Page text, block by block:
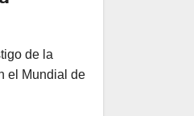
de la
el Mundial de